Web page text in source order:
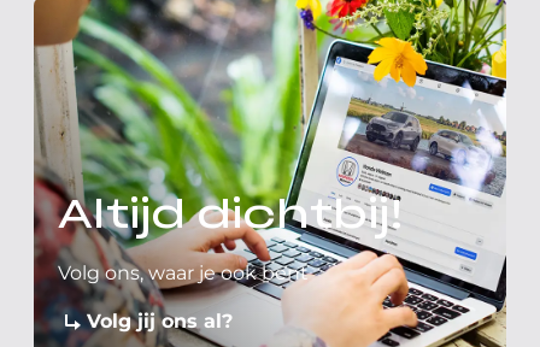
Altijd dichtbij!
Volg ons, waar je ook bent
Volg jij ons al?